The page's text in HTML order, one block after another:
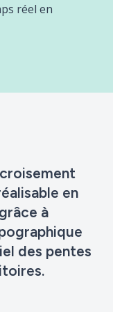
réel en
croisement
en
à
des pentes